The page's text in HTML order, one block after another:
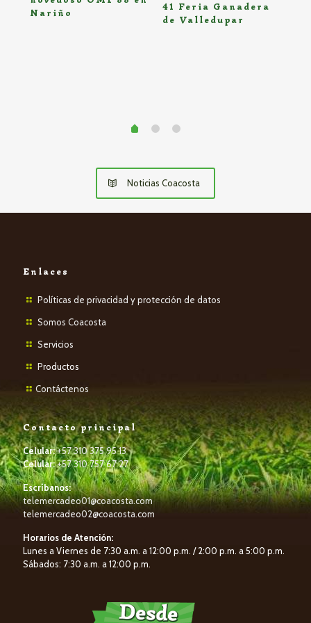
Nariño
41 Feria Ganadera
de Valledupar
Noticias Coacosta
Enlaces
Políticas de privacidad y protección de datos
Somos Coacosta
Servicios
Productos
Contáctenos
Contacto principal
Celular:+57 310 375 95 13
Celular:+57 310 757 67 27
Escríbanos:
telemercadeo01@coacosta.com
telemercadeo02@coacosta.com
Horarios de Atención:
Lunes a Viernes de 7:30 a.m. a 12:00 p.m. / 2:00 p.m. a 5:00 p.m.
Sábados: 7:30 a.m. a 12:00 p.m.